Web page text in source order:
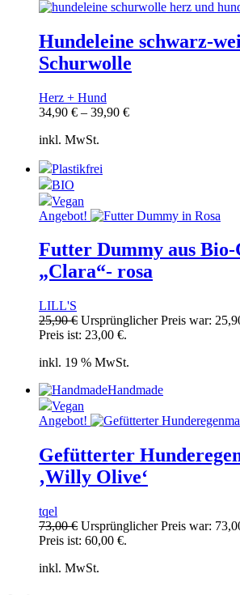
Hundeleine schwarz-
Schurwolle
Herz + Hund
34,90 € – 39,90 €
inkl. MwSt.
Plastikfrei
BIO
Vegan
Angebot!
Futter Dummy aus Bio-
„Clara“- rosa
LILL'S
25,90€ Ursprünglicher Preis war:
Preis ist: 23,00 €.
inkl. 19 % MwSt.
Handmade
Vegan
Angebot!
Gefütterter
‚Willy Olive‘
tqel
73,00€ Ursprünglicher Preis war:
Preis ist: 60,00 €.
inkl. MwSt.